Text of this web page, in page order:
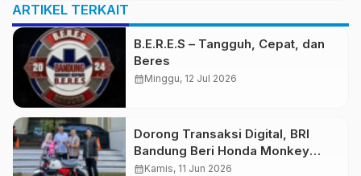
ARTIKEL TERKAIT
B.E.R.E.S – Tangguh, Cepat, dan
Beres
calendar_monthMinggu, 12 Jul 2026
Dorong Transaksi Digital, BRI
Bandung Beri Honda Monkey
kepada Merchant Terbaik
calendar_monthKamis, 11 Jun 2026